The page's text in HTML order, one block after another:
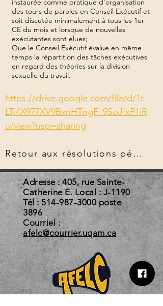
instaurée comme pratique d'organisation
des tours de paroles en Conseil Exécutif et
soit discutée minimalement à tous les 1er
CE du mois et lorsque de nouvelles
exécutantes sont élues;
Que le Conseil Exécutif évalue en même
temps la répartition des tâches exécutives
en regard des théories sur la division
sexuelle du travail.
https://drive.google.com/file/d/1t
LTi4X977XV9BxnHTngF_9SoJfxP1iR
u/view?usp=sharing
Retour aux résolutions pérennes
Adresse : 405, rue Sainte-
Catherine E. Local : J-1190
Tél :514-987-3000 poste
3896
Courriel :
afelc@courrier.uqam.ca